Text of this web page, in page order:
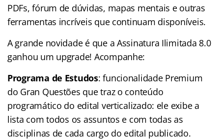
PDFs, fórum de dúvidas, mapas mentais e outras
ferramentas incríveis que continuam disponíveis.
A grande novidade é que a Assinatura Ilimitada 8.0
ganhou um upgrade! Acompanhe:
Programa de Estudos: funcionalidade Premium
do Gran Questões que traz o conteúdo
programático do edital verticalizado: ele exibe a
lista com todos os assuntos e com todas as
disciplinas de cada cargo do edital publicado.